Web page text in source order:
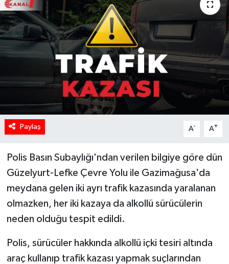
Paylaş A- A+
Polis Basın Subaylığı'ndan verilen bilgiye göre dün
Güzelyurt-Lefke Çevre Yolu ile Gazimağusa'da
meydana gelen iki ayrı trafik kazasında yaralanan
olmazken, her iki kazaya da alkollü sürücülerin
neden olduğu tespit edildi.
Polis, sürücüler hakkında alkollü içki tesiri altında
araç kullanıp trafik kazası yapmak suçlarından